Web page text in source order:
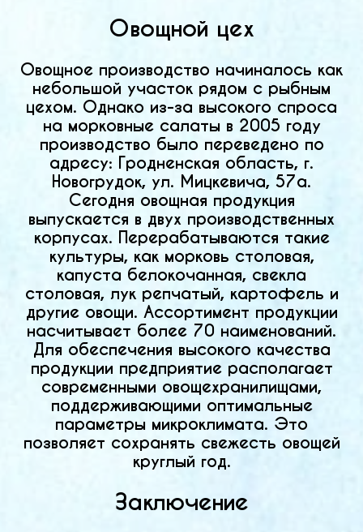
Овощной цех
Овощное производство начиналось как
небольшой участок рядом с рыбным
цехом. Однако из-за высокого спроса
на морковные салаты в 2005 году
производство было переведено по
адресу: Гродненская область, г.
Новогрудок, ул. Мицкевича, 57а.
Сегодня овощная продукция
выпускается в двух производственных
корпусах. Перерабатываются такие
культуры, как морковь столовая,
капуста белокочанная, свекла
столовая, лук репчатый, картофель и
другие овощи. Ассортимент продукции
насчитывает более 70 наименований.
Для обеспечения высокого качества
продукции предприятие располагает
современными овощехранилищами,
поддерживающими оптимальные
параметры микроклимата. Это
позволяет сохранять свежесть овощей
круглый год.
Заключение